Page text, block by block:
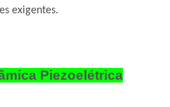
exigentes.
Piezoelétrica